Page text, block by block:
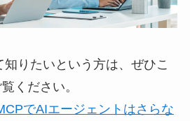
知りたいという方は、ぜひこ
ください。
でAIエージェントはさらな